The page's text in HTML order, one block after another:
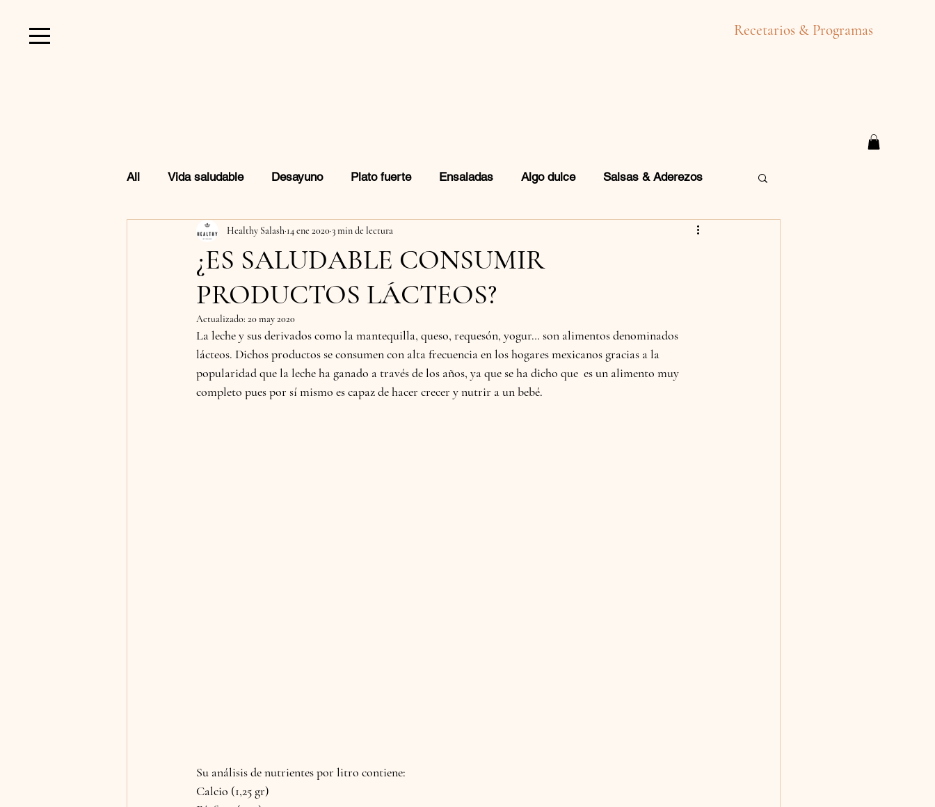
Recetarios & Programas
All Vida saludable Desayuno Plato fuerte Ensaladas Algo dulce Salsas & Aderezos
Favoritos de Amazon Bebidas Snacks
¿ES SALUDABLE CONSUMIR
PRODUCTOS LÁCTEOS?
Healthy Salash 14 ene 20203 min de lectura
Actualizado: 20 may 2020
La leche y sus derivados como la mantequilla, queso, requesón, yogur… son alimentos denominados
lácteos. Dichos productos se consumen con alta frecuencia en los hogares mexicanos gracias a la
popularidad que la leche ha ganado a través de los años, ya que se ha dicho que  es un alimento muy
completo pues por sí mismo es capaz de hacer crecer y nutrir a un bebé.
Su análisis de nutrientes por litro contiene:
Calcio (1,25 gr)